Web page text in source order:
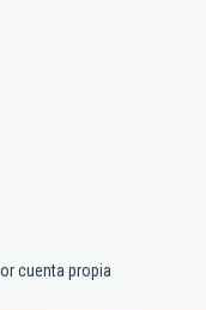
cuenta propia